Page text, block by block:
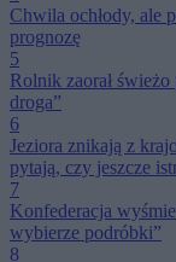
Chwila ochłody, ale
prognozę
5
Rolnik zaorał
droga”
6
Jeziora znikają z
pytają, czy jeszcze
7
Konfederacja
wybierze podróbki”
8